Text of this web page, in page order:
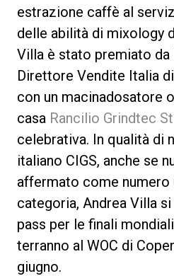
estrazione caffè al
delle abilità di mixology
Villa è stato premiato da
Direttore Vendite Italia
con un macinadosatore
casa Rancilio Grindtec
celebrativa. In qualità di
italiano CIGS, anche se
affermato come numero
categoria, Andrea Villa
pass per le finali
terranno al WOC di
giugno.